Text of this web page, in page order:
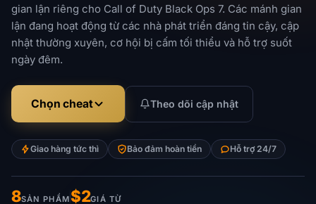
gian lận riêng cho Call of Duty Black Ops 7. Các mánh gian
lận đang hoạt động từ các nhà phát triển đáng tin cậy, cập
nhật thường xuyên, cơ hội bị cấm tối thiểu và hỗ trợ suốt
ngày đêm.
Chọn cheat Theo dõi cập nhật
Giao hàng tức thì Bảo đảm hoàn tiền Hỗ trợ 24/7
8SẢN PHẨM$2GIÁ TỪ